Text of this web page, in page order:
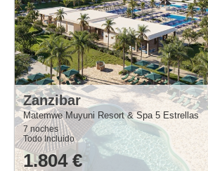
Zanzibar
Matemwe Muyuni Resort & Spa 5 Estrellas
7 noches
Todo Incluido
1.804 €